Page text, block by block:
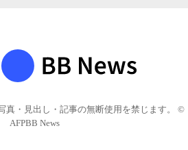
真・見出し・記事の無断使用を禁じます。 ©
AFPBB News